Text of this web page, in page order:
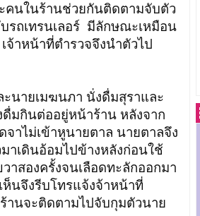
คนในร้านช่วยกันติดตามจับตัว
รถเทรนเลอร์ มีลักษณะเหมือน
จ้าหน้าที่ตำรวจจึงนำตัวไป
ยเมฆนภา นั่งดื่มสุราและ
ดื่มกินต่ออยู่หน้าร้าน หลังจาก
าไม่เข้าหูนายตาล นายตาลจึง
าเดินอ้อมไปข้างหลังก่อนใช้
สองครั้งจนเลือดทะลักออกมา
นจึงรีบโทรแจ้งจ้าหน้าที่
านจะติดตามไปจับกุมตัวนาย